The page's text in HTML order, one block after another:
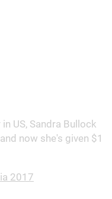
US, Sandra Bullock
now she's given $1
2017